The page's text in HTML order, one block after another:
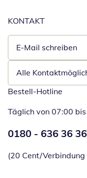
KONTAKT
E-Mail schreiben
Öffnet E-Mail-Client
Alle
Bestell-Hotline
Täglich von 07:00
Telefonnummer:
0180 - 636 36 36
(20 Cent/